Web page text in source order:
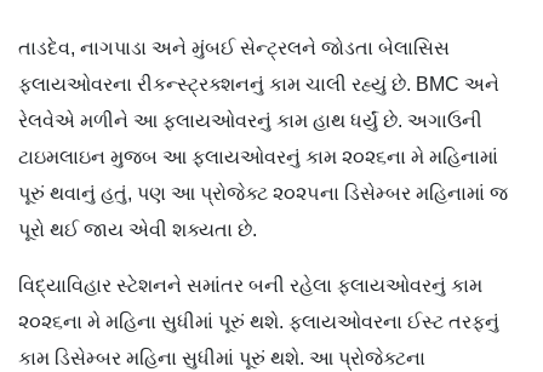
તાડદેવ, નાગપાડા અને મુંબઈ સેન્ટ્રલને જોડતા બેલાસિસ
ફ્લાયઓવરના રીકન્સ્ટ્રક્શનનું કામ ચાલી રહ્યું છે. BMC અને
રેલવેએ મળીને આ ફ્લાયઓવરનું કામ હાથ ધર્યું છે. અગાઉની
ટાઇમલાઇન મુજબ આ ફ્લાયઓવરનું કામ ૨૦૨૬ના મે મહિનામાં
પૂરું થવાનું હતું, પણ આ પ્રોજેક્ટ ૨૦૨૫ના ડિસેમ્બર મહિનામાં જ
પૂરો થઈ જાય એવી શક્યતા છે.
વિદ્યાવિહાર સ્ટેશનને સમાંતર બની રહેલા ફ્લાયઓવરનું કામ
૨૦૨૬ના મે મહિના સુધીમાં પૂરું થશે. ફ્લાયઓવરના ઈસ્ટ તરફનું
કામ ડિસેમ્બર મહિના સુધીમાં પૂરું થશે. આ પ્રોજેક્ટના